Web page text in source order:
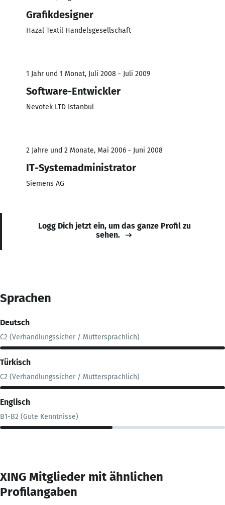
Grafikdesigner
Hazal Textil Handelsgesellschaft
1 Jahr und 1 Monat, Juli 2008 - Juli 2009
Software-Entwickler
Nevotek LTD Istanbul
2 Jahre und 2 Monate, Mai 2006 - Juni 2008
IT-Systemadministrator
Siemens AG
Logg Dich jetzt ein, um das ganze Profil zu
sehen.
Sprachen
Deutsch
C2 (Verhandlungssicher / Muttersprachlich)
Türkisch
C2 (Verhandlungssicher / Muttersprachlich)
Englisch
B1-B2 (Gute Kenntnisse)
XING Mitglieder mit ähnlichen
Profilangaben